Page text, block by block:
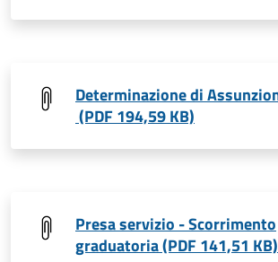
Determinazione di
(PDF 194,59 KB)
Presa servizio - Scorrimento
graduatoria (PDF 141,51 KB)